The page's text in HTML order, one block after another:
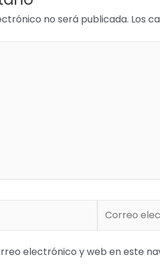
no será publicada. Los
electrónico*
electrónico y web en este